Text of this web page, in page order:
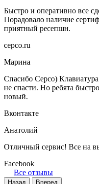
Быстро и оперативно все
Порадовало наличие
приятный ресепшн.
серсо.ru
Марина
Спасибо Серсо)
не спасти. Но ребята
новый.
Вконтакте
Анатолий
Отличный сервис! Все на
Facebook
Все отзывы
Назад Вперед